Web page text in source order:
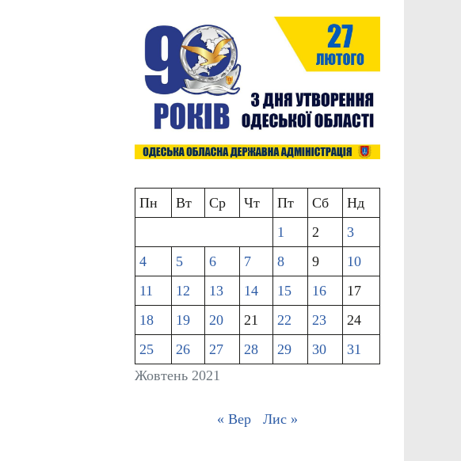
Жовтень 2021
Пн Вт Ср Чт Пт Сб
Нд
1
2
3
4
5 6 7 8 9
10
11
12 13 14 15 16
17
18
19 20 21 22 23
24
25
26 27 28 29 30 31
« Вер Лис »